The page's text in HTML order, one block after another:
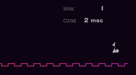
1.
Max:
2 msc
Czas: